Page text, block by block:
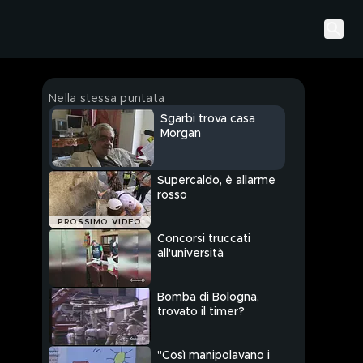
Nella stessa puntata
Sgarbi trova casa
Morgan
PROSSIMO VIDEO
Supercaldo, è allarme
rosso
Concorsi truccati
all'università
Bomba di Bologna,
trovato il timer?
"Così manipolavano i